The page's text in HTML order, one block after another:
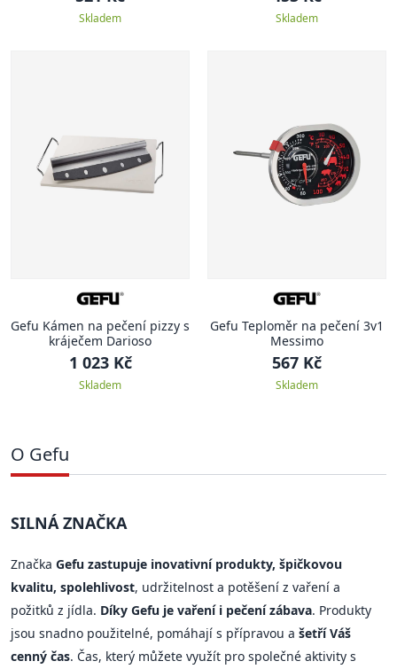
Skladem Skladem
Gefu Kámen na pečení pizzy s
kráječem Darioso
1 023 Kč
Skladem
Gefu Teploměr na pečení 3v1
Messimo
567 Kč
Skladem
O Gefu
SILNÁ ZNAČKA
Značka Gefu zastupuje inovativní produkty, špičkovou
kvalitu, spolehlivost, udržitelnost a potěšení z vaření a
požitků z jídla. Díky Gefu je vaření i pečení zábava. Produkty
jsou snadno použitelné, pomáhají s přípravou a šetří Váš
cenný čas. Čas, který můžete využít pro společné aktivity s